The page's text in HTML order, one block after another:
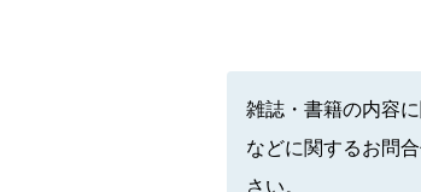
雑誌・書籍の内容
などに関するお問
さい。